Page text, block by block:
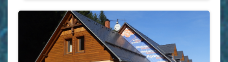
na penzion s ubytováním v Krušných horách.